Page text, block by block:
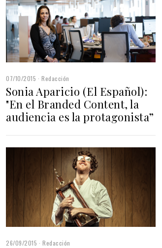
07/10/2015 Redacción
Sonia Aparicio (El Español):
"En el Branded Content, la
audiencia es la protagonista”
26/09/2015 Redacción